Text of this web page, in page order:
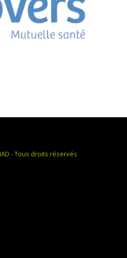
- Tous droits réservés